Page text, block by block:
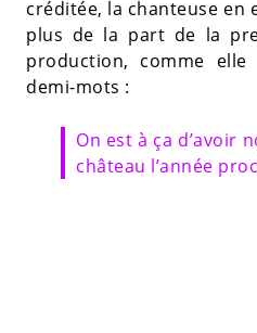
créditée, la chanteuse en
plus de la part de la
production, comme
demi-mots :
On est à ça d’avoir
château l’année